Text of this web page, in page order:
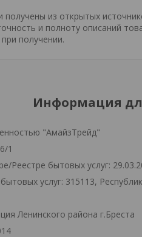
получены из открытых
и полноту описаний
получении.
Информация
"АмайзТрейд"
1
Реестре бытовых услуг:
услуг: 315113,
Ленинского района г.Бреста